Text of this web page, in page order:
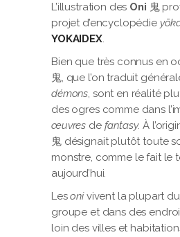
L’illustration des Oni 鬼
projet d’encyclopédie
YOKAIDEX.
Bien que très connus en
鬼, que l’on traduit
démons, sont en réalité
des ogres comme dans
œuvres defantasy. À
鬼 désignait plutôt toute
monstre, comme le fait le
aujourd’hui.
Lesonivivent la plupart
groupe et dans des
loin des villes et